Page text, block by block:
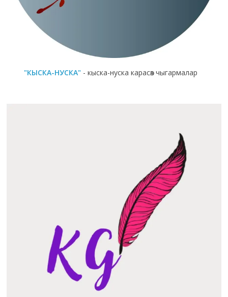
"КЫСКА-НУСКА" - кыска-нуска карасөз чыгармалар